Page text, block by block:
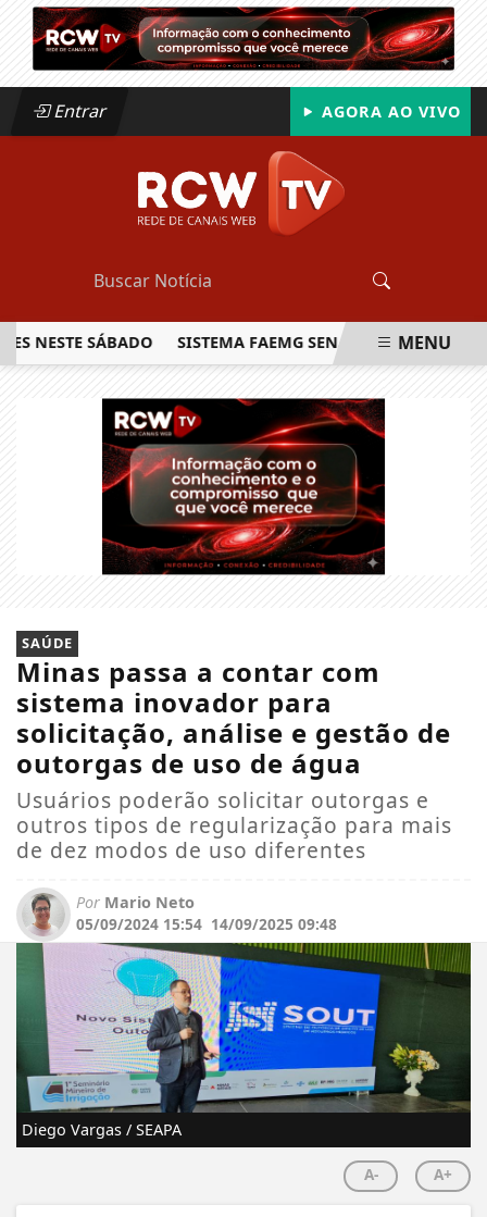
Entrar AGORA AO VIVO
SÁBADO SISTEMA FAEMG SENAR LANÇA OMENU
SAÚDE
Minas passa a contar com
sistema inovador para
solicitação, análise e gestão de
outorgas de uso de água
Usuários poderão solicitar outorgas e
outros tipos de regularização para mais
de dez modos de uso diferentes
Por Mario Neto
05/09/2024 15:54 14/09/2025 09:48
Diego Vargas / SEAPA
A- A+